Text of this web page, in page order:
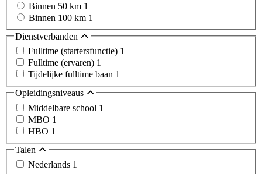
Binnen 50 km 1
Binnen 100 km 1
Dienstverbanden
Fulltime (startersfunctie) 1
Fulltime (ervaren) 1
Tijdelijke fulltime baan 1
Opleidingsniveaus
Middelbare school 1
MBO 1
HBO 1
Talen
Nederlands 1